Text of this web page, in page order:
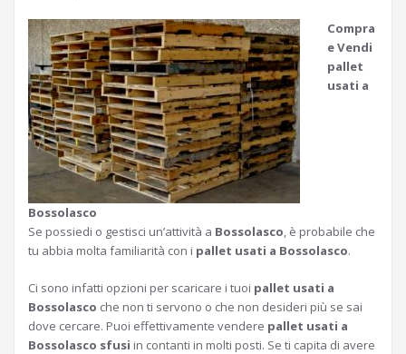
Compra
e Vendi
pallet
usati a
Bossolasco
Se possiedi o gestisci un’attività a Bossolasco, è probabile che
tu abbia molta familiarità con i pallet usati a Bossolasco.
Ci sono infatti opzioni per scaricare i tuoi pallet usati a
Bossolasco che non ti servono o che non desideri più se sai
dove cercare. Puoi effettivamente vendere pallet usati a
Bossolasco sfusi in contanti in molti posti. Se ti capita di avere